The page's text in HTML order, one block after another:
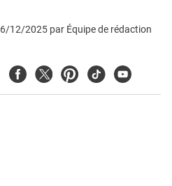
6/12/2025 par Équipe de rédaction
FacebookTwitterPinterest
TiktokYoutube